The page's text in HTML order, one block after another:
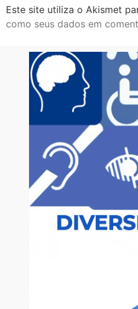
Este site utiliza o Akismet
como seus dados em